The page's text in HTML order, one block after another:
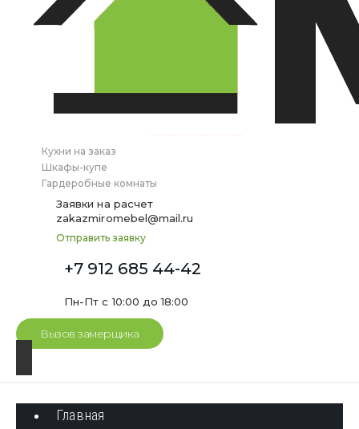
Кухни на заказ
Шкафы-купе
Гардеробные комнаты
Заявки на расчет
zakazmiromebel@mail.ru
Отправить заявку
+7 912 685 44-42
Пн-Пт с 10:00 до 18:00
Вызов замерщика
Главная